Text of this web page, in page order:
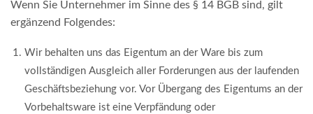
Wenn Sie Unternehmer im Sinne des § 14 BGB sind, gilt
ergänzend Folgendes:
Wir behalten uns das Eigentum an der Ware bis zum
vollständigen Ausgleich aller Forderungen aus der laufenden
Geschäftsbeziehung vor. Vor Übergang des Eigentums an der
Vorbehaltsware ist eine Verpfändung oder